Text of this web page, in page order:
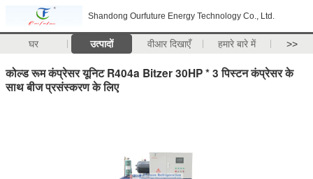
Shandong Ourfuture Energy Technology Co., Ltd.
घर उत्पादों वीआर दिखाएँ हमारे बारे में >>
कोल्ड रूम कंप्रेसर यूनिट R404a Bitzer 30HP * 3 पिस्टन कंप्रेसर के
साथ बीज प्रसंस्करण के लिए